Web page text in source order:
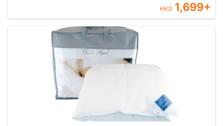
HKD 1,699+